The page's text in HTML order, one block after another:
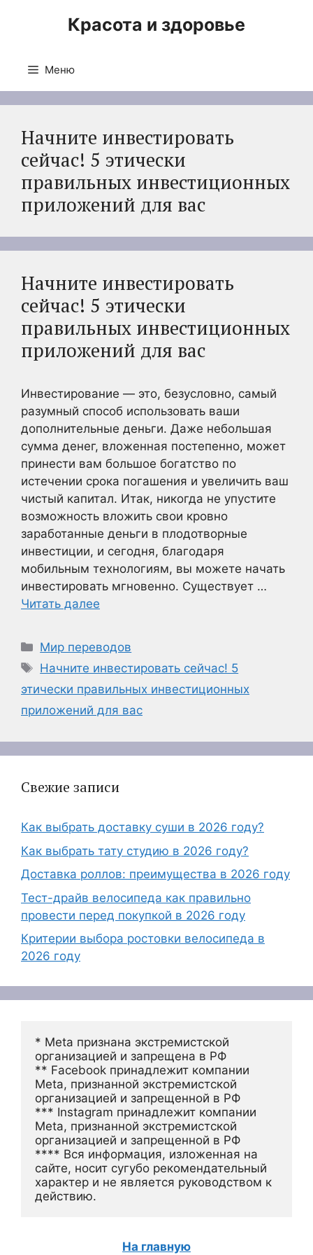
Красота и здоровье
Меню
Начните инвестировать
сейчас! 5 этически
правильных инвестиционных
приложений для вас
Начните инвестировать
сейчас! 5 этически
правильных инвестиционных
приложений для вас
Инвестирование — это, безусловно, самый
разумный способ использовать ваши
дополнительные деньги. Даже небольшая
сумма денег, вложенная постепенно, может
принести вам большое богатство по
истечении срока погашения и увеличить ваш
чистый капитал. Итак, никогда не упустите
возможность вложить свои кровно
заработанные деньги в плодотворные
инвестиции, и сегодня, благодаря
мобильным технологиям, вы можете начать
инвестировать мгновенно. Существует …
Читать далее
Рубрики
Мир переводов
Метки
Начните инвестировать сейчас! 5
этически правильных инвестиционных
приложений для вас
Свежие записи
Как выбрать доставку суши в 2026 году?
Как выбрать тату студию в 2026 году?
Доставка роллов: преимущества в 2026 году
Тест-драйв велосипеда как правильно
провести перед покупкой в 2026 году
Критерии выбора ростовки велосипеда в
2026 году
* Meta признана экстремистской
организацией и запрещена в РФ
** Facebook принадлежит компании
Meta, признанной экстремистской
организацией и запрещенной в РФ
*** Instagram принадлежит компании
Meta, признанной экстремистской
организацией и запрещенной в РФ
**** Вся информация, изложенная на
сайте, носит сугубо рекомендательный
характер и не является руководством к
действию.
На главную